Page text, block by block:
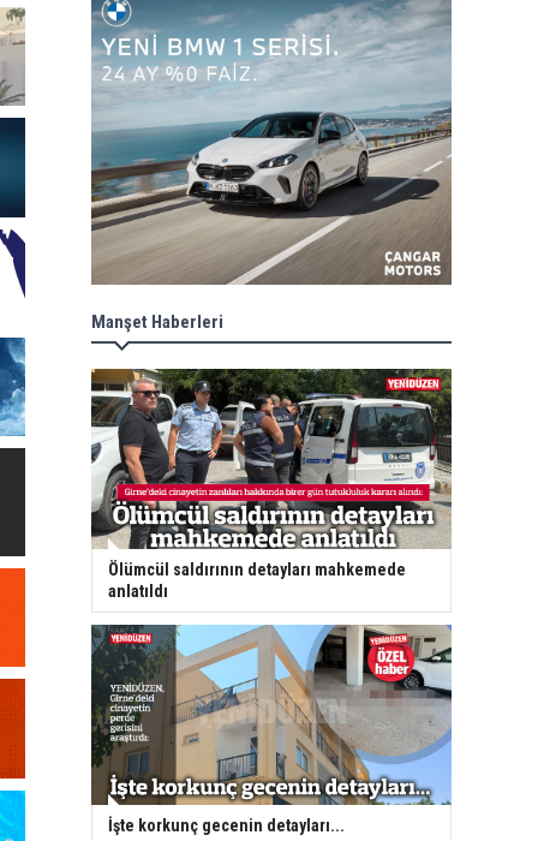
Manşet Haberleri
Ölümcül saldırının detayları mahkemede
anlatıldı
İşte korkunç gecenin detayları...